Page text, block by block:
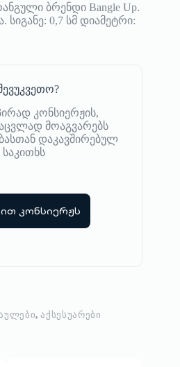
ბრენდი Bangle Up.
0,7 სმ დიამეტრი:
კონსიერჟის,
მოაგვარებს
დაკავშირებულ
კონსიერჟს
,ᲐᲥᲡᲔᲡᲣᲐᲠᲔᲑᲘ